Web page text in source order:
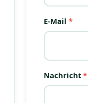
E-Mail*
Nachricht*